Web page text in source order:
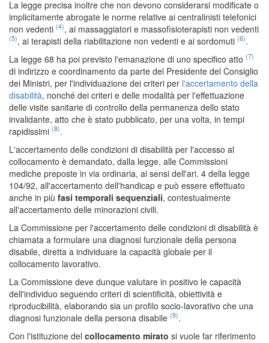
La legge precisa inoltre che non devono considerarsi modificate o
implicitamente abrogate le norme relative ai centralinisti telefonici
non vedenti (4), ai massaggiatori e massofìsioterapisti non vedenti
(5), ai terapisti della riabilitazione non vedenti e ai sordomuti (6).
La legge 68 ha poi previsto l'emanazione di uno specifico atto (7)
di indirizzo e coordinamento da parte del Presidente del Consiglio
dei Ministri, per l'individuazione dei criteri per l'accertamento della
disabilità, nonché dei criteri e delle modalità per l'effettuazione
delle visite sanitarie di controllo della permanenza dello stato
invalidante, atto che è stato pubblicato, per una volta, in tempi
rapidissimi (8).
L'accertamento delle condizioni di disabilità per l'accesso al
collocamento è demandato, dalla legge, alle Commissioni
mediche preposte in via ordinaria, ai sensi dell'ari. 4 della legge
104/92, all'accertamento dell'handicap e può essere effettuato
anche in più fasi temporali sequenziali, contestualmente
all'accertamento delle minorazioni civili.
La Commissione per l'accertamento delle condizioni di disabilità è
chiamata a formulare una diagnosi funzionale della persona
disabile, diretta a individuare la capacità globale per il
collocamento lavorativo.
La Commissione deve dunque valutare in positivo le capacità
dell'individuo seguendo criteri di scientificità, obiettività e
riproducibilità, elaborando sia un profilo socio-lavorativo che una
diagnosi funzionale della persona disabile (9).
Con l'istituzione del collocamento mirato si vuole far riferimento